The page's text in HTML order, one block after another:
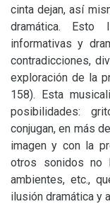
cinta dejan, así
dramática.
informativas y
contradicciones,
exploración de la
158). Esta
posibilidades:
conjugan, en más
imagen y con la
otros sonidos no
ambientes, etc.,
ilusión dramática y